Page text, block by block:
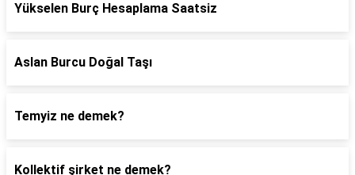
Yükselen Burç Hesaplama Saatsiz
Aslan Burcu Doğal Taşı
Temyiz ne demek?
Kollektif şirket ne demek?